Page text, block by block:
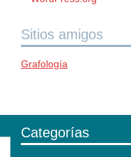
Sitios amigos
Grafología
Categorías